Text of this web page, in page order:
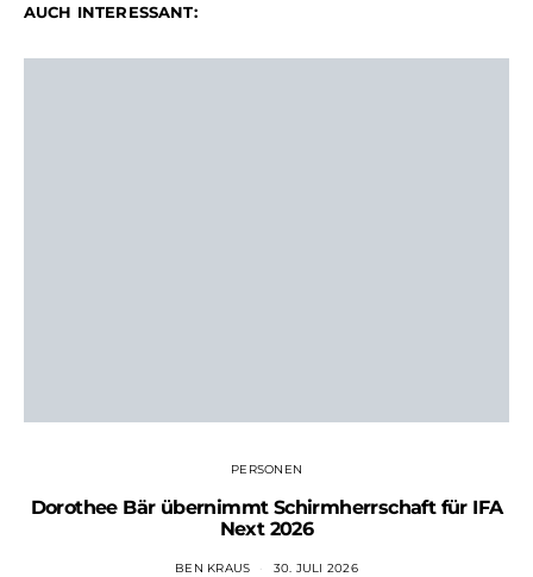
AUCH INTERESSANT:
PERSONEN
Dorothee Bär übernimmt Schirmherrschaft für IFA
Next 2026
BEN KRAUS 30. JULI 2026